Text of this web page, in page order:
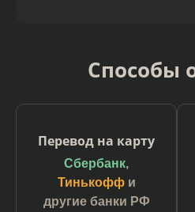
Способы
Перевод на карту
Сбербанк,
Тинькоффи
другие банки РФ